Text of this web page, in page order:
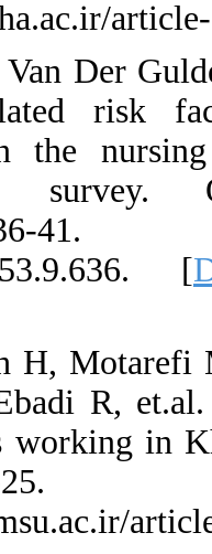
Engels JA,
Work
Lak Kh,